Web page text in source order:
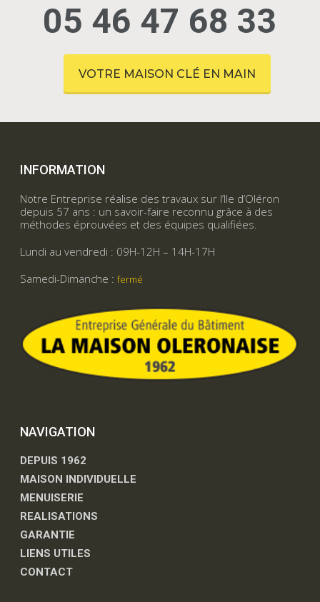
05 46 47 68 33
VOTRE MAISON CLÉ EN MAIN
INFORMATION
Notre Entreprise réalise des travaux sur l’Ile d’Oléron
depuis 57 ans : un savoir-faire reconnu grâce à des
méthodes éprouvées et des équipes qualifiées.
Lundi au vendredi : 09H-12H – 14H-17H
Samedi-Dimanche : fermé
NAVIGATION
DEPUIS 1962
MAISON INDIVIDUELLE
MENUISERIE
REALISATIONS
GARANTIE
LIENS UTILES
CONTACT